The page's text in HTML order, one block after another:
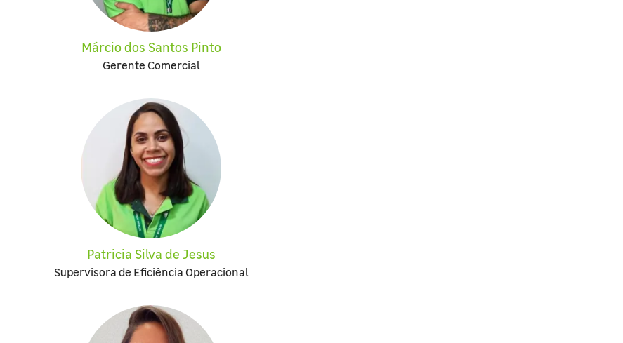
Márcio dos Santos Pinto
Gerente Comercial
Patricia Silva de Jesus
Supervisora de Eficiência Operacional